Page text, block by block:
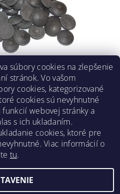
TÁGO NALEPOVACIA
| Reklamačný poriadok
| Prepravný poriadok
súbory cookies na zlepšenie
stránok. Vo vašom
cookies, kategorizované
cookies sú nevyhnutné
webovej stránky a
s ich ukladaním.
cookies, ktoré pre
Viac informácií o
tu.